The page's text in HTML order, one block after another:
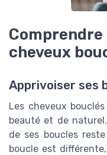
cheveux
Apprivoiser ses
Les cheveux
beauté et de
de ses boucles
boucle est